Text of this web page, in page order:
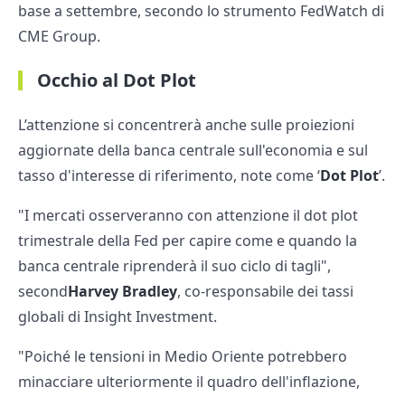
base a settembre, secondo lo strumento FedWatch di
CME Group.
Occhio al Dot Plot
L’attenzione si concentrerà anche sulle proiezioni
aggiornate della banca centrale sull'economia e sul
tasso d'interesse di riferimento, note come ‘Dot Plot’.
"I mercati osserveranno con attenzione il dot plot
trimestrale della Fed per capire come e quando la
banca centrale riprenderà il suo ciclo di tagli",
secondHarvey Bradley, co-responsabile dei tassi
globali di Insight Investment.
"Poiché le tensioni in Medio Oriente potrebbero
minacciare ulteriormente il quadro dell'inflazione,